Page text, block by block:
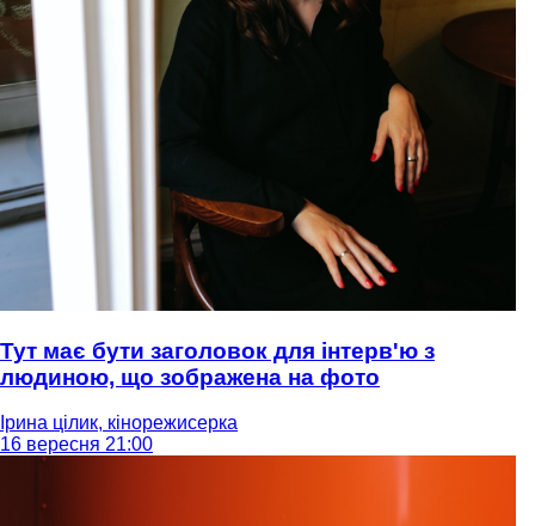
Тут має бути заголовок для інтерв'ю з
людиною, що зображена на фото
Ірина цілик, кінорежисерка
16 вересня 21:00